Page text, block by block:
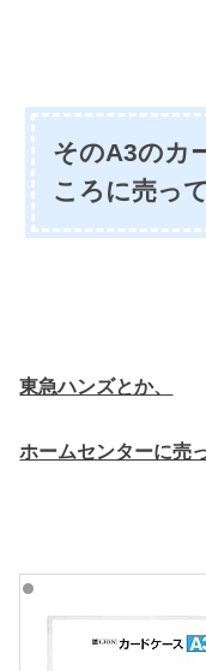
そのA3のカ
ころに売っ
東急ハンズとか、
ホームセンターに売